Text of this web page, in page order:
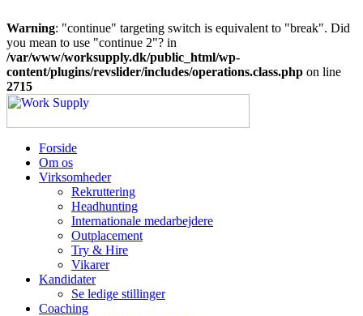
Warning: "continue" targeting switch is equivalent to "break". Did
you mean to use "continue 2"? in
/var/www/worksupply.dk/public_html/wp-
content/plugins/revslider/includes/operations.class.php on line
2715
Forside
Om os
Virksomheder
Rekruttering
Headhunting
Internationale medarbejdere
Outplacement
Try & Hire
Vikarer
Kandidater
Se ledige stillinger
Coaching